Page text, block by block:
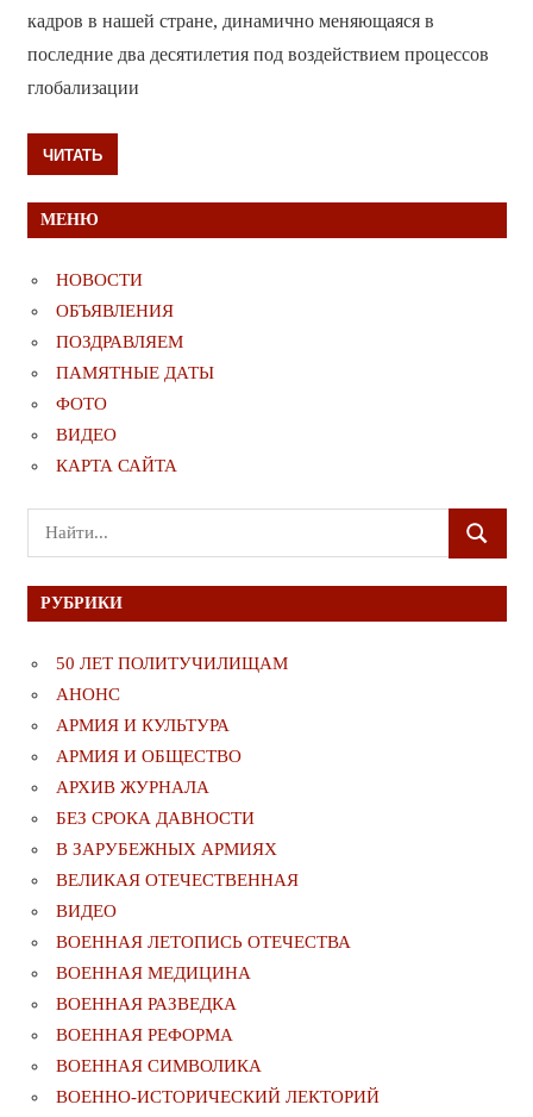
кадров в нашей стране, динамично меняющаяся в
последние два десятилетия под воздействием процессов
глобализации
ЧИТАТЬ
МЕНЮ
НОВОСТИ
ОБЪЯВЛЕНИЯ
ПОЗДРАВЛЯЕМ
ПАМЯТНЫЕ ДАТЫ
ФОТО
ВИДЕО
КАРТА САЙТА
Поиск
для:
ПОИСК
РУБРИКИ
50 ЛЕТ ПОЛИТУЧИЛИЩАМ
АНОНС
АРМИЯ И КУЛЬТУРА
АРМИЯ И ОБЩЕСТВО
АРХИВ ЖУРНАЛА
БЕЗ СРОКА ДАВНОСТИ
В ЗАРУБЕЖНЫХ АРМИЯХ
ВЕЛИКАЯ ОТЕЧЕСТВЕННАЯ
ВИДЕО
ВОЕННАЯ ЛЕТОПИСЬ ОТЕЧЕСТВА
ВОЕННАЯ МЕДИЦИНА
ВОЕННАЯ РАЗВЕДКА
ВОЕННАЯ РЕФОРМА
ВОЕННАЯ СИМВОЛИКА
ВОЕННО-ИСТОРИЧЕСКИЙ ЛЕКТОРИЙ